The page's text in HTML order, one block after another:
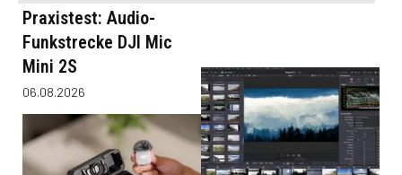
Praxistest: Audio-
Funkstrecke DJI Mic
Mini 2S
06.08.2026